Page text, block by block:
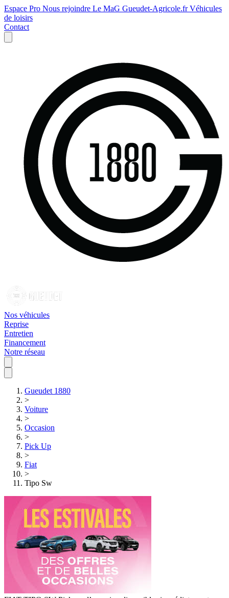
Espace Pro Nous rejoindre Le MaG Gueudet-Agricole.frVéhicules
de loisirs
Contact
Nos véhicules
Reprise
Entretien
Financement
Notre réseau
Gueudet 1880
>
Voiture
>
Occasion
>
Pick Up
>
Fiat
>
Tipo Sw